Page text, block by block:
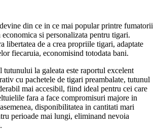
devine din ce in ce mai popular printre fumatorii
economica si personalizata pentru tigari.
libertatea de a crea propriile tigari, adaptate
fiecaruia, economisind totodata bani.
tutunului la galeata este raportul excelent
cu pachetele de tigari preambalate, tutunul
mai accesibil, fiind ideal pentru cei care
fara a face compromisuri majore in
disponibilitatea in cantitati mari
perioade mai lungi, eliminand nevoia